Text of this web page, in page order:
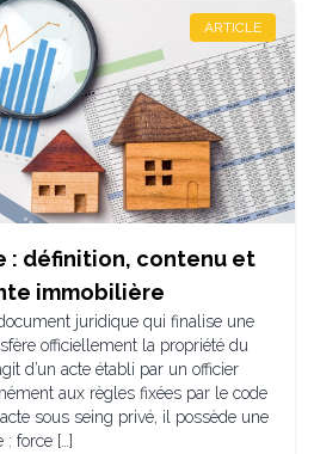
ARTICLE
: définition, contenu et
immobilière
document juridique qui finalise une
officiellement la propriété du
d’un acte établi par un officier
aux règles fixées par le code
sous seing privé, il possède une
force […]